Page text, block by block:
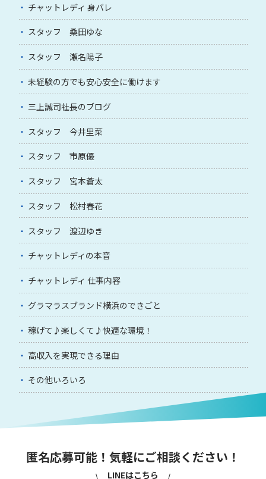
チャットレディ 身バレ
スタッフ 桑田ゆな
スタッフ 瀬名陽子
未経験の方でも安心安全に働けます
三上誠司社長のブログ
スタッフ 今井里菜
スタッフ 市原優
スタッフ 宮本蒼太
スタッフ 松村春花
スタッフ 渡辺ゆき
チャットレディの本音
チャットレディ 仕事内容
グラマラスブランド横浜のできごと
稼げて♪楽しくて♪快適な環境！
高収入を実現できる理由
その他いろいろ
匿名応募可能！気軽にご相談ください！
LINEはこちら